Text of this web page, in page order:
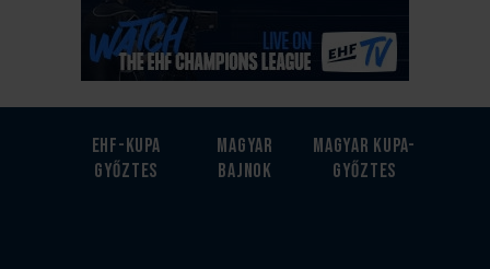
EHF-Kupa
győztes
Magyar
bajnok
Magyar kupa-
győztes